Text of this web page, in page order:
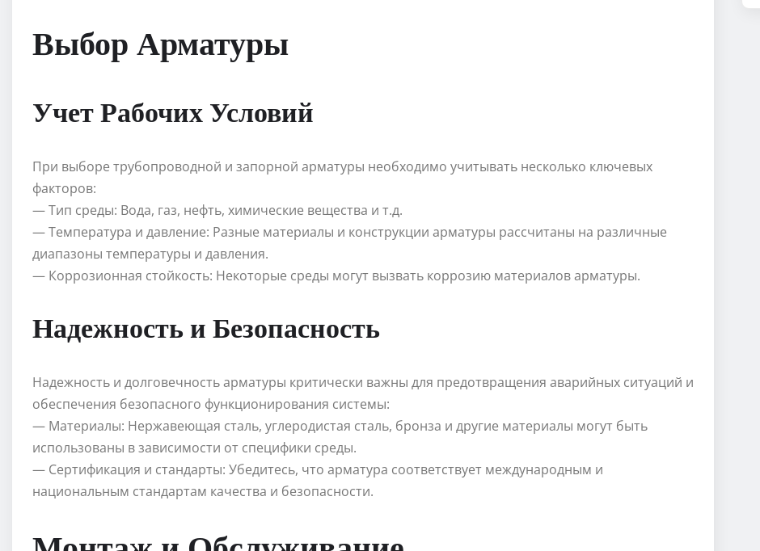
Выбор Арматуры
Учет Рабочих Условий
При выборе трубопроводной и запорной арматуры необходимо учитывать несколько ключевых
факторов:
— Тип среды: Вода, газ, нефть, химические вещества и т.д.
— Температура и давление: Разные материалы и конструкции арматуры рассчитаны на различные
диапазоны температуры и давления.
— Коррозионная стойкость: Некоторые среды могут вызвать коррозию материалов арматуры.
Надежность и Безопасность
Надежность и долговечность арматуры критически важны для предотвращения аварийных ситуаций и
обеспечения безопасного функционирования системы:
— Материалы: Нержавеющая сталь, углеродистая сталь, бронза и другие материалы могут быть
использованы в зависимости от специфики среды.
— Сертификация и стандарты: Убедитесь, что арматура соответствует международным и
национальным стандартам качества и безопасности.